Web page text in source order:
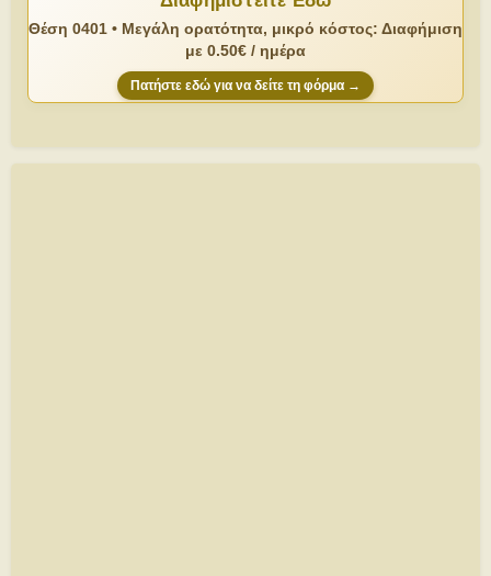
Θέση 0401 • Μεγάλη ορατότητα, μικρό κόστος: Διαφήμιση
με 0.50€ / ημέρα
Πατήστε εδώ για να δείτε τη φόρμα →